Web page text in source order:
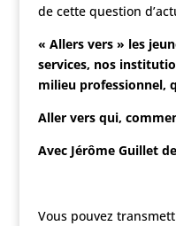
de cette question
« Allers vers » les
services, nos
milieu professionnel,
Aller vers qui,
Avec Jérôme Guillet
Vous pouvez